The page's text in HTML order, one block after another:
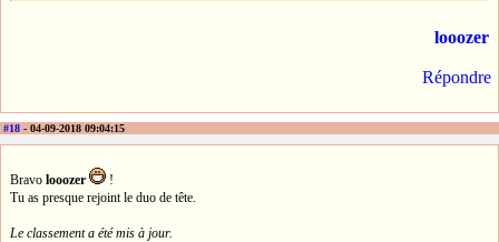
looozer
Répondre
#18 - 04-09-2018 09:04:15
Bravo looozer
!
Tu as presque rejoint le duo de tête.
Le classement a été mis à jour.